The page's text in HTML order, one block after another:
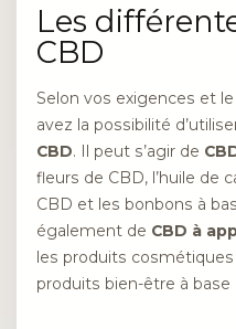
Les
CBD
Selon vos exigences et
avez la possibilité
CBD. Il peut s’agir de
fleurs de CBD, l’huile de
CBD et les bonbons à
également de CBD à
les produits
produits bien-être à base